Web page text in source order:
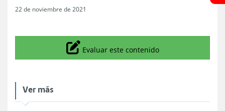
22 de noviembre de 2021
Icono
Evaluar este contenido
Ver más